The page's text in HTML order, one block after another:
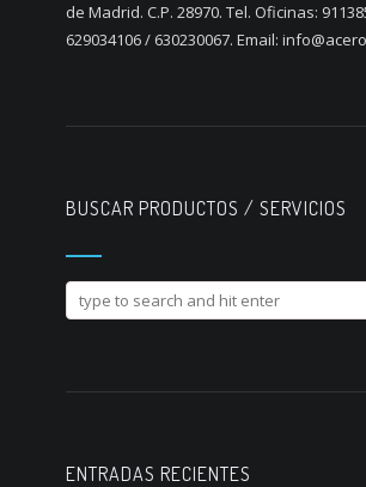
de Madrid. C.P. 28970. Tel. Oficinas:
629034106 / 630230067. Email:
BUSCAR PRODUCTOS / SERVICIOS
ENTRADAS RECIENTES